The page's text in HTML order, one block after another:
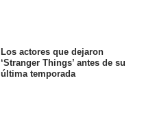
Los actores que dejaron
‘Stranger Things’ antes de su
última temporada